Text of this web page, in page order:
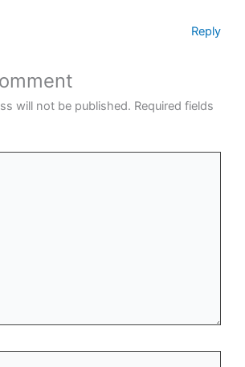
Reply
will not be published. Required fields